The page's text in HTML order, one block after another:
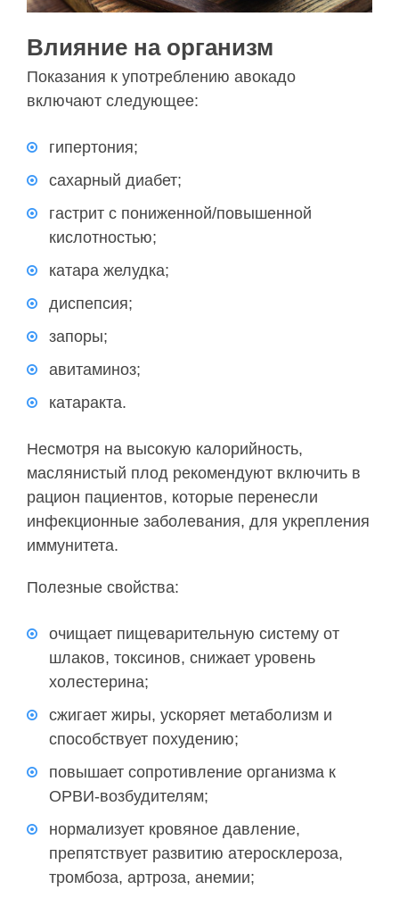
Влияние на организм
Показания к употреблению авокадо
включают следующее:
гипертония;
сахарный диабет;
гастрит с пониженной/повышенной
кислотностью;
катара желудка;
диспепсия;
запоры;
авитаминоз;
катаракта.
Несмотря на высокую калорийность,
маслянистый плод рекомендуют включить в
рацион пациентов, которые перенесли
инфекционные заболевания, для укрепления
иммунитета.
Полезные свойства:
очищает пищеварительную систему от
шлаков, токсинов, снижает уровень
холестерина;
сжигает жиры, ускоряет метаболизм и
способствует похудению;
повышает сопротивление организма к
ОРВИ-возбудителям;
нормализует кровяное давление,
препятствует развитию атеросклероза,
тромбоза, артроза, анемии;